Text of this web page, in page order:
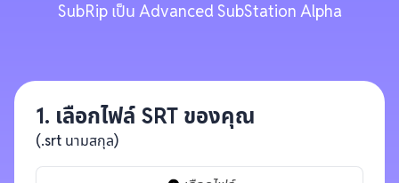
SubRip เป็น Advanced SubStation Alpha
1. เลือกไฟล์ SRT ของคุณ
(.srt นามสกุล)